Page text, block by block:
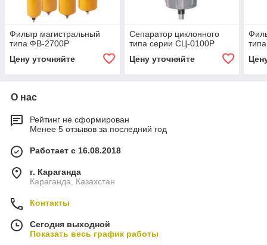
Фильтр магистральный
типа ФВ-2700P
Цену уточняйте
Сепаратор циклонного
типа серии СЦ-0100Р
Цену уточняйте
О нас
Рейтинг не сформирован
Менее 5 отзывов за последний год
Работает с 16.08.2018
г. Караганда
Караганда, Казахстан
Контакты
Сегодня выходной
Показать весь график работы